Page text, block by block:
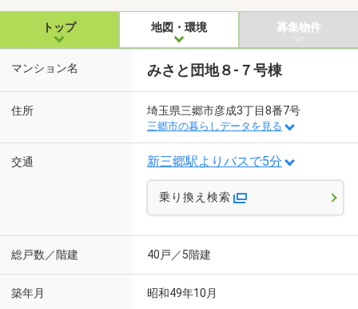
トップ 地図・環境 募集物件
マンション名 みさと団地８-７号棟
住所 埼玉県三郷市彦成3丁目8番7号
三郷市の暮らしデータを見る
交通 新三郷駅よりバスで5分
乗り換え検索
総戸数／階建 40戸／5階建
築年月 昭和49年10月